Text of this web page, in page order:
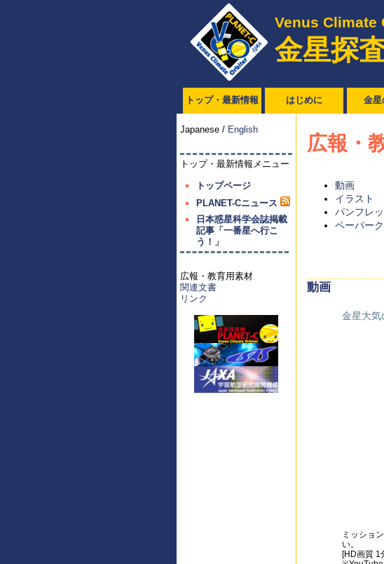
Venus Climate
金星探
トップ・最新情報 はじめに 金星
Japanese / English
トップ・最新情報メニュー
トップページ
PLANET-Cニュース
日本惑星科学会誌掲載
記事「一番星へ行こ
う！」
広報・教育用素材
関連文書
リンク
広報・
動画
イラスト
パンフレ
ペーパー
動画
金星大気
ミッショ
い。
[HD画質 1